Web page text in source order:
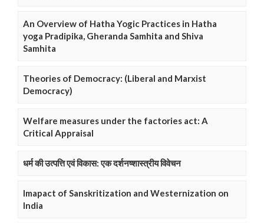
An Overview of Hatha Yogic Practices in Hatha
yoga Pradipika, Gheranda Samhita and Shiva
Samhita
Theories of Democracy: (Liberal and Marxist
Democracy)
Welfare measures under the factories act: A
Critical Appraisal
धर्म की उत्पत्ति एवं विकास: एक दर्शनष्शास्त्रीय विवेचन
Imapact of Sanskritization and Westernization on
India